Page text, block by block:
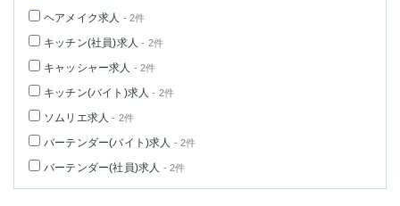
ヘアメイク求人 - 2件
キッチン(社員)求人 - 2件
キャッシャー求人 - 2件
キッチン(バイト)求人 - 2件
ソムリエ求人 - 2件
バーテンダー(バイト)求人 - 2件
バーテンダー(社員)求人 - 2件